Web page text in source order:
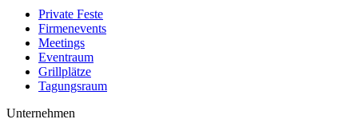
Private Feste
Firmenevents
Meetings
Eventraum
Grillplätze
Tagungsraum
Unternehmen